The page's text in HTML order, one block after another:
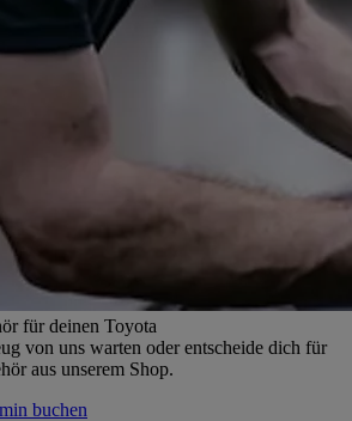
für deinen Toyota
von uns warten oder entscheide dich für
aus unserem Shop.
buchen